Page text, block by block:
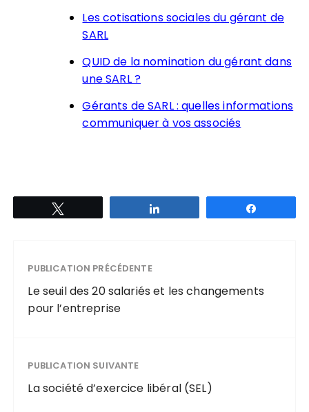
Les cotisations sociales du gérant de
SARL
QUID de la nomination du gérant dans
une SARL ?
Gérants de SARL : quelles informations
communiquer à vos associés
PUBLICATION PRÉCÉDENTE
Le seuil des 20 salariés et les changements
pour l’entreprise
PUBLICATION SUIVANTE
La société d’exercice libéral (SEL)